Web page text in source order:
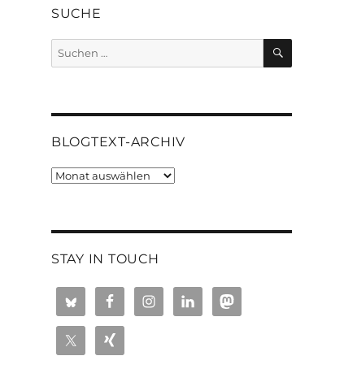
SUCHE
Suchen
SUCHEN
BLOGTEXT-ARCHIV
Blogtext-
STAY IN TOUCH